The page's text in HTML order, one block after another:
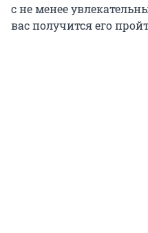
с не менее
вас получится его